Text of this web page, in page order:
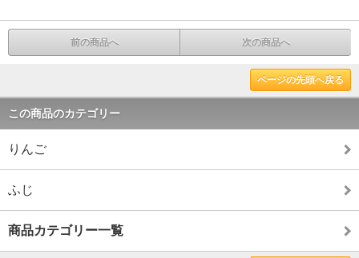
前の商品へ 次の商品へ
ページの先頭へ戻る
この商品のカテゴリー
りんご
ふじ
商品カテゴリー一覧